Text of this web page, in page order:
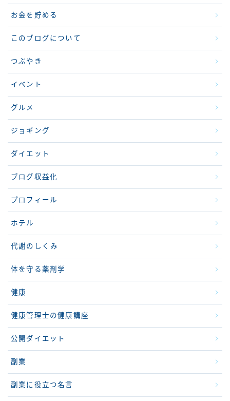
お金を貯める
このブログについて
つぶやき
イベント
グルメ
ジョギング
ダイエット
ブログ収益化
プロフィール
ホテル
代謝のしくみ
体を守る薬剤学
健康
健康管理士の健康講座
公開ダイエット
副業
副業に役立つ名言